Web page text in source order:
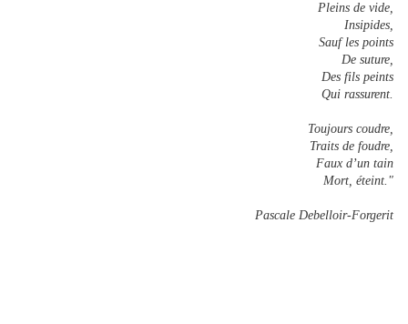
Pleins de vide,
Insipides,
Sauf les points
De suture,
Des fils peints
Qui rassurent.
Toujours coudre,
Traits de foudre,
Faux d’un tain
Mort, éteint."
Pascale Debelloir-Forgerit